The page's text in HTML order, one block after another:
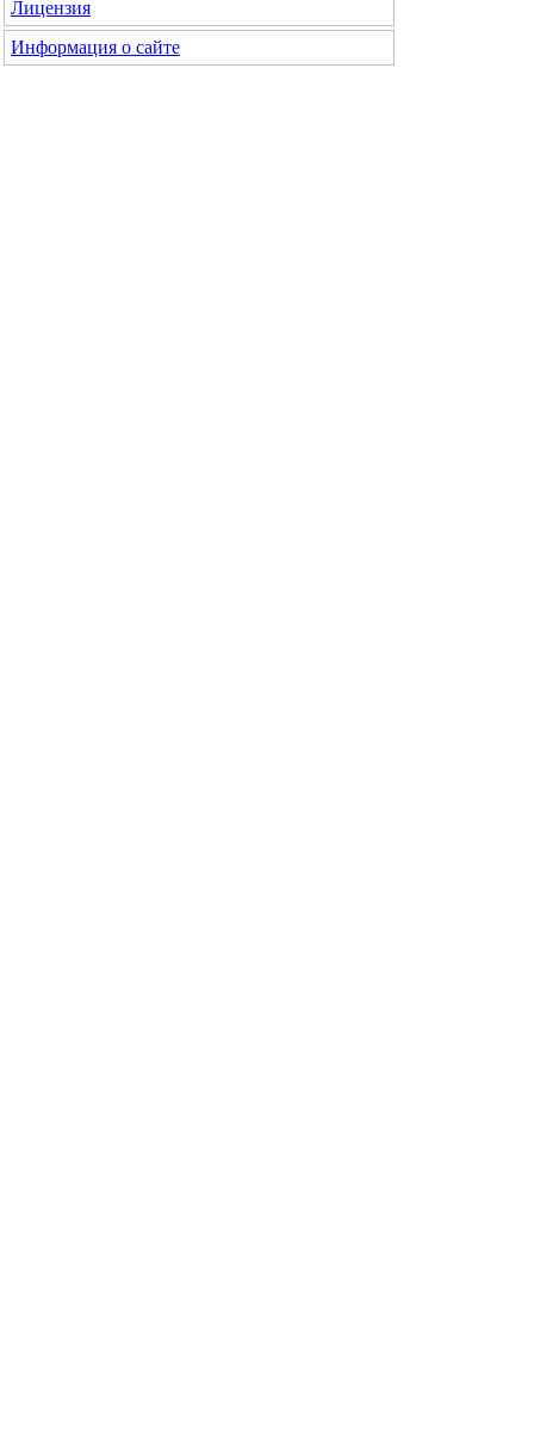
Лицензия
Информация о сайте